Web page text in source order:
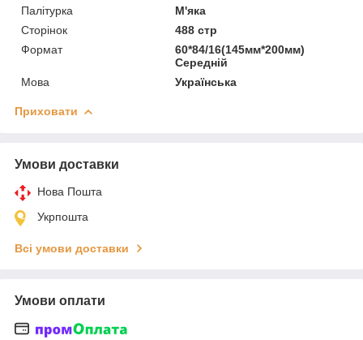
Палітурка
М'яка
Сторінок
488 стр
Формат
60*84/16(145мм*200мм)
Середній
Мова
Українська
Приховати
Умови доставки
Нова Пошта
Укрпошта
Всі умови доставки
Умови оплати